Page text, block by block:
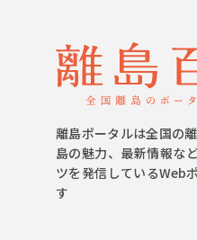
離島ポータルは全国の
島の魅力、最新情報な
ツを発信しているWeb
す